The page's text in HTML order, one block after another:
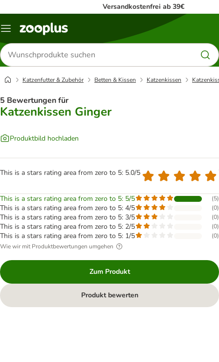
Versandkostenfrei ab 39€
Menü
Produkte
suchen
Katzenfutter & Zubehör Betten & Kissen Katzenkissen
5 Bewertungen für
Katzenkissen Ginger
Produktbild hochladen
This is a stars rating area from zero to 5: 5.0/5
This is a stars rating area from zero to 5: 5/5 (5)
This is a stars rating area from zero to 5: 4/5 (0)
This is a stars rating area from zero to 5: 3/5 (0)
This is a stars rating area from zero to 5: 2/5 (0)
This is a stars rating area from zero to 5: 1/5 (0)
Wie wir mit Produktbewertungen umgehen
Zum Produkt
Produkt bewerten